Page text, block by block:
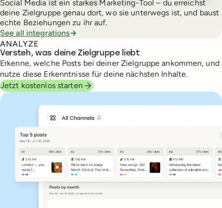
Social Media ist ein starkes Marketing-Tool – du erreichst
deine Zielgruppe genau dort, wo sie unterwegs ist, und baust
echte Beziehungen zu ihr auf.
See all integrations
ANALYZE
Versteh, was deine Zielgruppe liebt
Erkenne, welche Posts bei deiner Zielgruppe ankommen, und
nutze diese Erkenntnisse für deine nächsten Inhalte.
Jetzt kostenlos starten